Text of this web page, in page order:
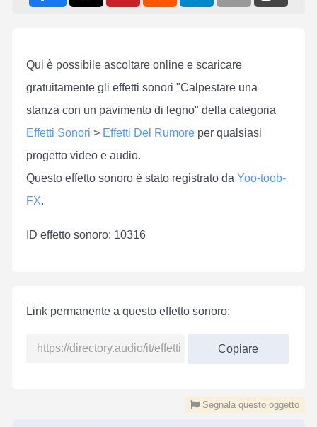
Qui è possibile ascoltare online e scaricare
gratuitamente gli effetti sonori "Calpestare una
stanza con un pavimento di legno" della categoria
Effetti Sonori > Effetti Del Rumore per qualsiasi
progetto video e audio.
Questo effetto sonoro è stato registrato da Yoo-toob-
FX.
ID effetto sonoro: 10316
Link permanente a questo effetto sonoro:
Copiare
Segnala questo oggetto